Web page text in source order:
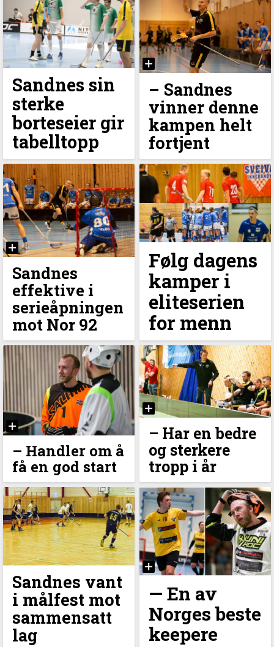
Sandnes sin
sterke
borteseier gir
tabelltopp
– Sandnes
vinner denne
kampen helt
fortjent
Sandnes
effektive i
serieåpningen
mot Nor 92
Følg dagens
kamper i
eliteserien
for menn
– Handler om å
få en god start
– Har en bedre
og sterkere
tropp i år
Sandnes vant
i målfest mot
sammensatt
lag
— En av
Norges beste
keepere